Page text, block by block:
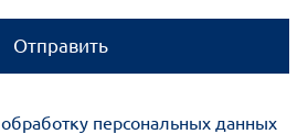
Отправить
обработку персональных данных